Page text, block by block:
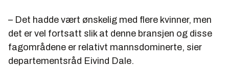
– Det hadde vært ønskelig med flere kvinner, men
det er vel fortsatt slik at denne bransjen og disse
fagområdene er relativt mannsdominerte, sier
departementsråd Eivind Dale.